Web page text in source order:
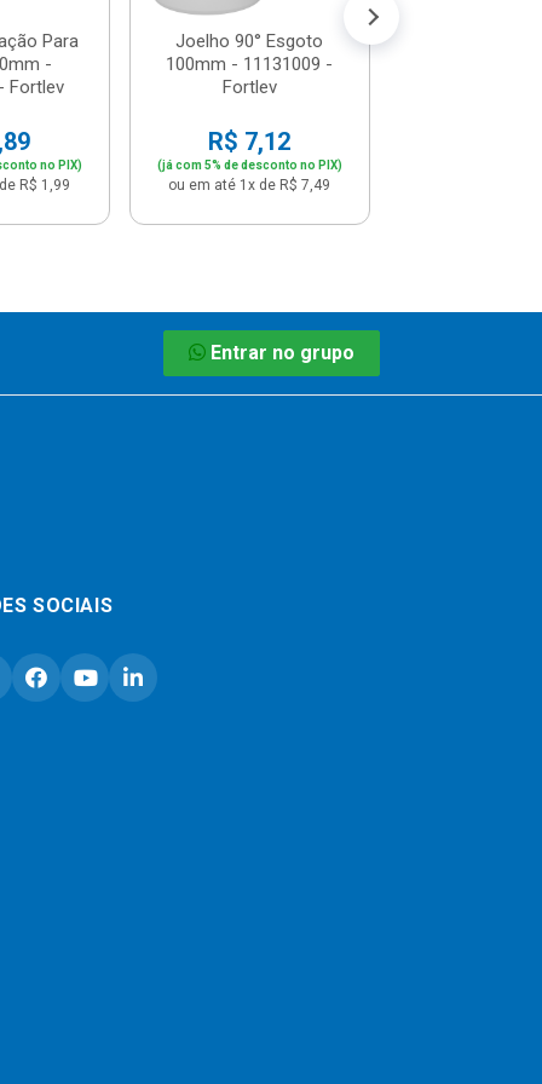
Para
-
Fortlev
no PIX)
R$ 1,99
Joelho 90° Esgoto
100mm - 11131009 -
Fortlev
R$ 7,12
(já com 5% de desconto no PIX)
ou em até 1x de R$ 7,49
Entrar no grupo
SOCIAIS